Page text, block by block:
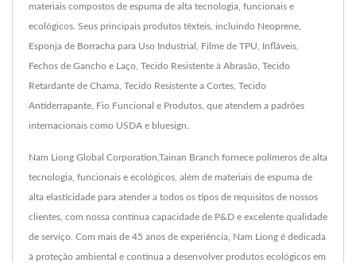
materiais compostos de espuma de alta tecnologia, funcionais e
ecológicos. Seus principais produtos têxteis, incluindo Neoprene,
Esponja de Borracha para Uso Industrial, Filme de TPU, Infláveis,
Fechos de Gancho e Laço, Tecido Resistente à Abrasão, Tecido
Retardante de Chama, Tecido Resistente a Cortes, Tecido
Antiderrapante, Fio Funcional e Produtos, que atendem a padrões
internacionais como USDA e bluesign.
Nam Liong Global Corporation,Tainan Branch fornece polímeros de alta
tecnologia, funcionais e ecológicos, além de materiais de espuma de
alta elasticidade para atender a todos os tipos de requisitos de nossos
clientes, com nossa contínua capacidade de P&D e excelente qualidade
de serviço. Com mais de 45 anos de experiência, Nam Liong é dedicada
à proteção ambiental e continua a desenvolver produtos ecológicos em